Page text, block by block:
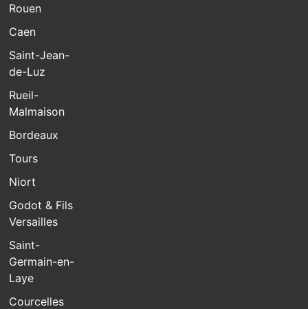
Rouen
Caen
Saint-Jean-
de-Luz
Rueil-
Malmaison
Bordeaux
Tours
Niort
Godot & Fils
Versailles
Saint-
Germain-en-
Laye
Courcelles